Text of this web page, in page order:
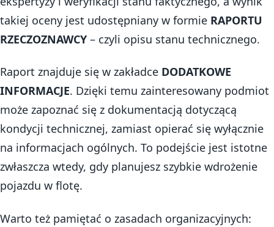
takiej oceny jest udostępniany w formie RAPORTU
RZECZOZNAWCY – czyli opisu stanu technicznego.
Raport znajduje się w zakładce DODATKOWE
INFORMACJE. Dzięki temu zainteresowany podmiot
może zapoznać się z dokumentacją dotyczącą
kondycji technicznej, zamiast opierać się wyłącznie
na informacjach ogólnych. To podejście jest istotne
zwłaszcza wtedy, gdy planujesz szybkie wdrożenie
pojazdu w flotę.
Warto też pamiętać o zasadach organizacyjnych: